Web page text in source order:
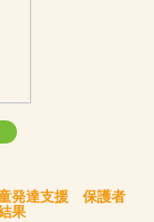
発達支援 保護者
果